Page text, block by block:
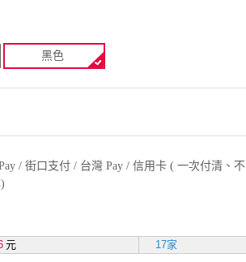
黑色
/ 街口支付 / 台灣 Pay / 信用卡 ( 一次付清、不
元 17家